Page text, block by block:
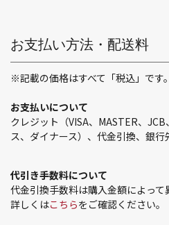
お支払い方法・配送料
※記載の価格はすべて「税込」です。
お支払いについて
クレジット（VISA、MASTER、
ス、ダイナース）、代金引換、銀行
代引き手数料について
代金引換手数料は購入金額によって
詳しくはこちらをご確認ください。